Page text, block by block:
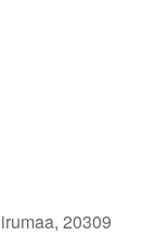
20309